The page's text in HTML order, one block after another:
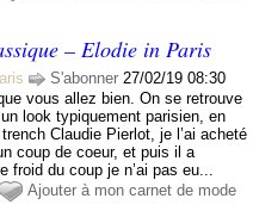
– Elodie in Paris
S'abonner 27/02/19 08:30
vous allez bien. On se retrouve
look typiquement parisien, en
Claudie Pierlot, je l’ai acheté
coup de coeur, et puis il a
froid du coup je n’ai pas eu...
Ajouter à mon carnet de mode